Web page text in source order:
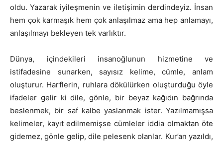
oldu. Yazarak iyileşmenin ve iletişimin derdindeyiz. İnsan
hem çok karmaşık hem çok anlaşılmaz ama hep anlamayı,
anlaşılmayı bekleyen tek varlıktır.
Dünya, içindekileri insanoğlunun hizmetine ve
istifadesine sunarken, sayısız kelime, cümle, anlam
oluşturur. Harflerin, ruhlara dökülürken oluşturduğu öyle
ifadeler gelir ki dile, gönle, bir beyaz kağıdın bağrında
beslenmek, bir saf kalbe yaslanmak ister. Yazılmamışsa
kelimeler, kayıt edilmemişse cümleler iddia olmaktan öte
gidemez, gönle gelip, dile pelesenk olanlar. Kur’an yazıldı,